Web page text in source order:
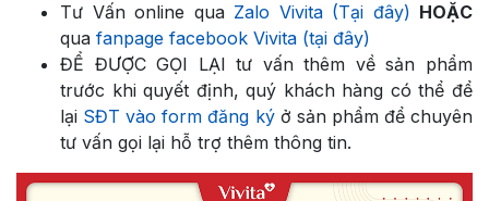
Tư Vấn online quaZalo Vivita (Tại đây) HOẶC
qua fanpage facebook Vivita (tại đây)
ĐỂ ĐƯỢC GỌI LẠI tư vấn thêm về sản phẩm
trước khi quyết định, quý khách hàng có thể để
lại SĐT vào form đăng kýở sản phẩm để chuyên
tư vấn gọi lại hỗ trợ thêm thông tin.